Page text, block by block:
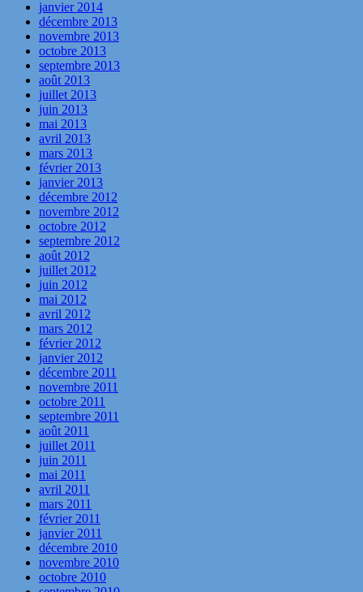
janvier 2014
décembre 2013
novembre 2013
octobre 2013
septembre 2013
août 2013
juillet 2013
juin 2013
mai 2013
avril 2013
mars 2013
février 2013
janvier 2013
décembre 2012
novembre 2012
octobre 2012
septembre 2012
août 2012
juillet 2012
juin 2012
mai 2012
avril 2012
mars 2012
février 2012
janvier 2012
décembre 2011
novembre 2011
octobre 2011
septembre 2011
août 2011
juillet 2011
juin 2011
mai 2011
avril 2011
mars 2011
février 2011
janvier 2011
décembre 2010
novembre 2010
octobre 2010